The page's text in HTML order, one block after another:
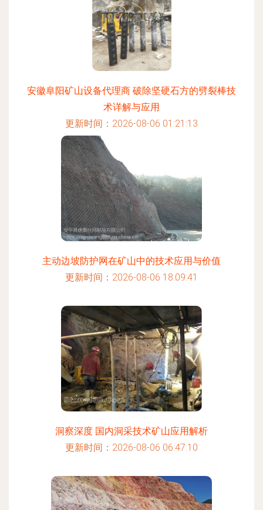
安徽阜阳矿山设备代理商 破除坚硬石方的劈裂棒技
术详解与应用
更新时间：2026-08-06 01:21:13
主动边坡防护网在矿山中的技术应用与价值
更新时间：2026-08-06 18:09:41
洞察深度 国内洞采技术矿山应用解析
更新时间：2026-08-06 06:47:10